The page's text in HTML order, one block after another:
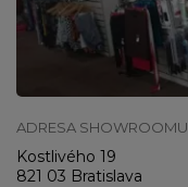
ADRESA SHOWROOMU
Kostlivého 19
821 03 Bratislava